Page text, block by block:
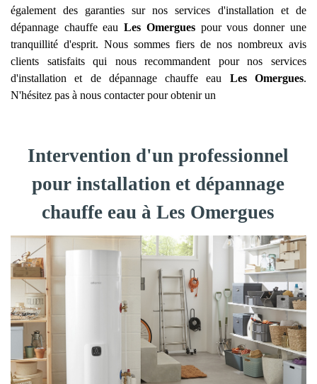
également des garanties sur nos services d'installation et de
dépannage chauffe eauLes Omerguespour vous donner une
tranquillité d'esprit. Nous sommes fiers de nos nombreux avis
clients satisfaits qui nous recommandent pour nos services
d'installation et de dépannage chauffe eau Les Omergues.
N'hésitez pas à nous contacter pour obtenir un
Intervention d'un professionnel
pour installation et dépannage
chauffe eau à Les Omergues